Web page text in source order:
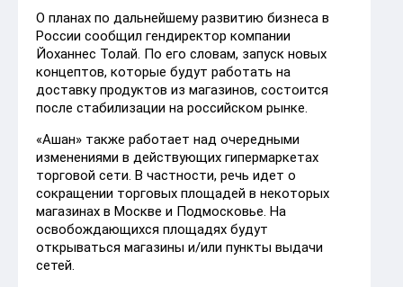
О планах по дальнейшему развитию бизнеса в
России сообщил гендиректор компании
Йоханнес Толай. По его словам, запуск новых
концептов, которые будут работать на
доставку продуктов из магазинов, состоится
после стабилизации на российском рынке.
«Ашан» также работает над очередными
изменениями в действующих гипермаркетах
торговой сети. В частности, речь идет о
сокращении торговых площадей в некоторых
магазинах в Москве и Подмосковье. На
освобождающихся площадях будут
открываться магазины и/или пункты выдачи
сетей.